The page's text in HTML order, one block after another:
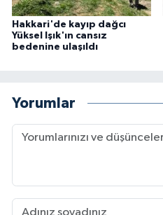
Hakkari'de kayıp dağcı
Yüksel Işık'ın cansız
bedenine ulaşıldı
Yorumlar